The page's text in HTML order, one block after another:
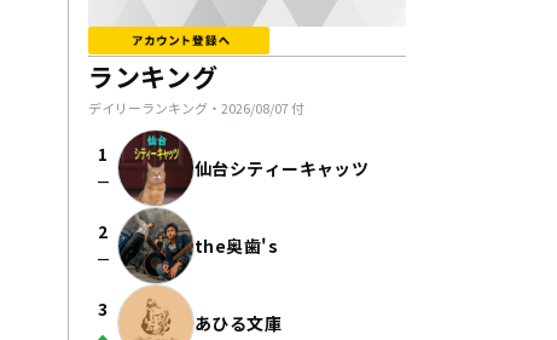
ランキング
デイリーランキング・ 2026/08/07付
1
check_indeterminate_small 仙台シティーキャッツ
2
check_indeterminate_small the奥歯's
3
あひる文庫